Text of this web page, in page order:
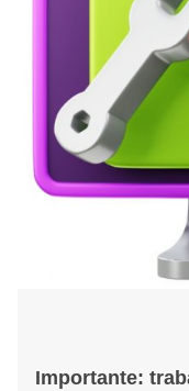
Importante: